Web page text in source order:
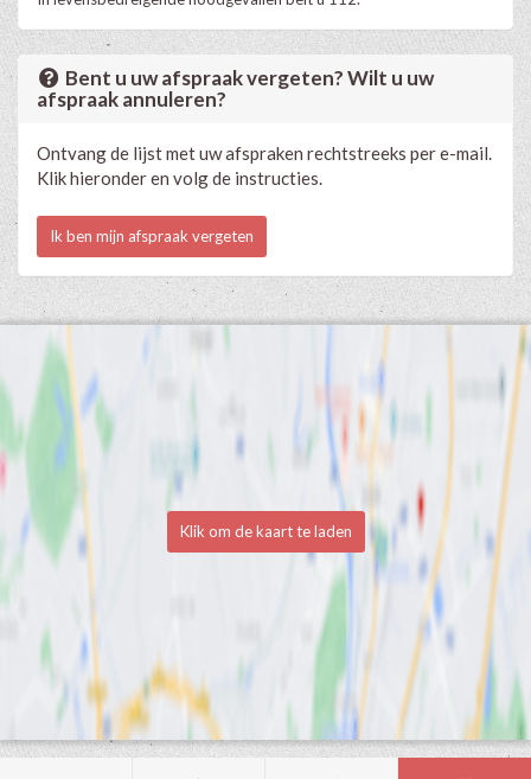
Bent u uw afspraak vergeten? Wilt u uw
afspraak annuleren?
Ontvang de lijst met uw afspraken rechtstreeks per e-mail.
Klik hieronder en volg de instructies.
Ik ben mijn afspraak vergeten
Klik om de kaart te laden